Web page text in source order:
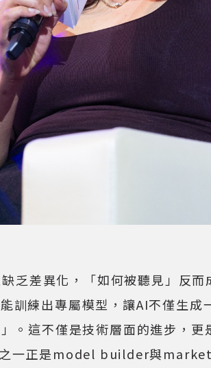
異化，「如何被聽見」反而
練出專屬模型，讓AI不僅生成
。這不僅是技術層面的進步，
一正是model builder與